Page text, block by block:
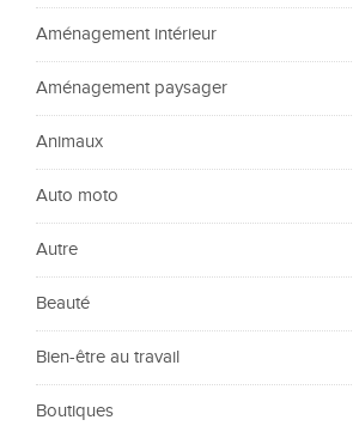
Aménagement intérieur
Aménagement paysager
Animaux
Auto moto
Autre
Beauté
Bien-être au travail
Boutiques